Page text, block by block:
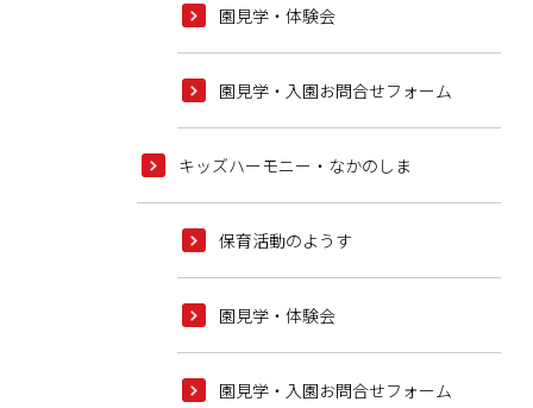
園見学・体験会
園見学・入園お問合せフォーム
キッズハーモニー・なかのしま
保育活動のようす
園見学・体験会
園見学・入園お問合せフォーム